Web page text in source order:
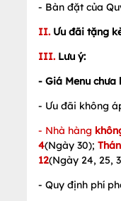
- Bàn đặt của
II. Ưu đãi tặng
III. Lưu ý:
- Giá Menu chưa
- Ưu đãi không
- Nhà hàng
4(Ngày 30);
12(Ngày 24, 25,
- Quy định phí